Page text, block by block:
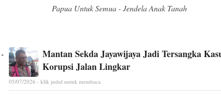
Papua Untuk Semua - Jendela Anak Tanah
Mantan Sekda Jayawijaya Jadi Tersangka
Korupsi Jalan Lingkar
05/07/2026 - klik judul untuk membaca